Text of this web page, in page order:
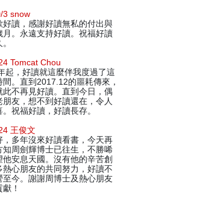
3 snow
好讀，感謝好讀無私的付出與
月。永遠支持好讀。祝福好讀
Tomcat Chou
起，好讀就這麼伴我度過了這
間。直到2017.12的噩耗傳來，
此不再見好讀。直到今日，偶
朋友，想不到好讀還在，令人
。祝福好讀，好讀長存。
王俊文
，多年沒來好讀看書，今天再
知周劍輝博士已往生，不勝唏
他安息天國。沒有他的辛苦創
熱心朋友的共同努力，好讀不
至今。謝謝周博士及熱心朋友
！